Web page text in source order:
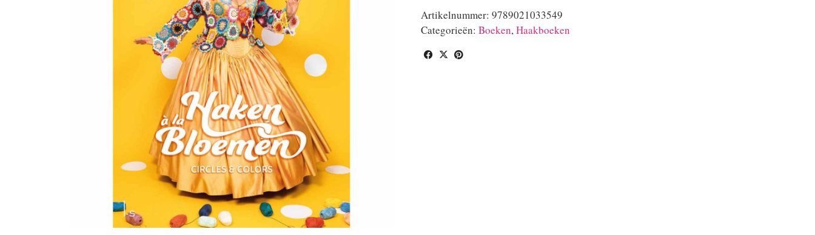
Artikelnummer:9789021033549
Categorieën:Boeken,Haakboeken